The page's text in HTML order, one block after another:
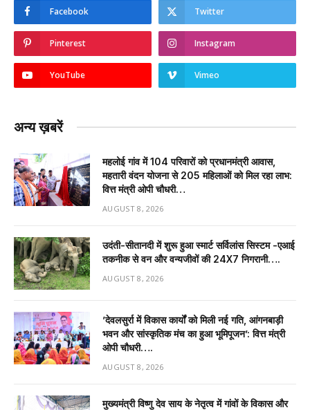
Facebook Twitter
Pinterest Instagram
YouTube Vimeo
अन्य ख़बरें
महलोई गांव में 104 परिवारों को प्रधानमंत्री आवास,
महतारी वंदन योजना से 205 महिलाओं को मिल रहा लाभ:
वित्त मंत्री ओपी चौधरी…
AUGUST 8, 2026
उदंती-सीतानदी में शुरू हुआ स्मार्ट सर्विलांस सिस्टम -एआई
तकनीक से वन और वन्यजीवों की 24X7 निगरानी….
AUGUST 8, 2026
’देवलसुर्रा में विकास कार्यों को मिली नई गति, आंगनबाड़ी
भवन और सांस्कृतिक मंच का हुआ भूमिपूजन’: वित्त मंत्री
ओपी चौधरी….
AUGUST 8, 2026
मुख्यमंत्री विष्णु देव साय के नेतृत्व में गांवों के विकास और